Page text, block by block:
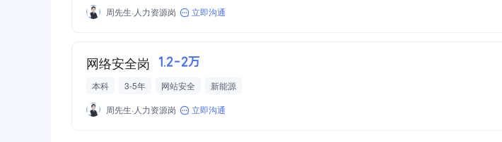
周先生·人力资源岗
立即沟通
网络安全岗 1.2-2万
本科 3-5年 网站安全
新能源
周先生·人力资源岗
立即沟通